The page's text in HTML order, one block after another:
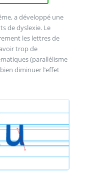
a développé une
de dyslexie. Le
les lettres de
trop de
(parallélisme
diminuer l’effet